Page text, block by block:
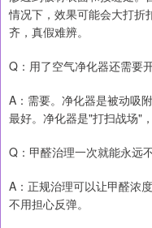
情况下，效果可能会大打折
齐，真假难辨。
Q：用了空气净化器还需要
A：需要。净化器是被动吸
最好。净化器是"打扫战场"
Q：甲醛治理一次就能永远
A：正规治理可以让甲醛浓
不用担心反弹。